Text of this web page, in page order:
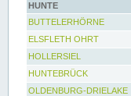
HUNTE
BUTTELERHÖRNE
ELSFLETH OHRT
HOLLERSIEL
HUNTEBRÜCK
OLDENBURG-DRIELAKE